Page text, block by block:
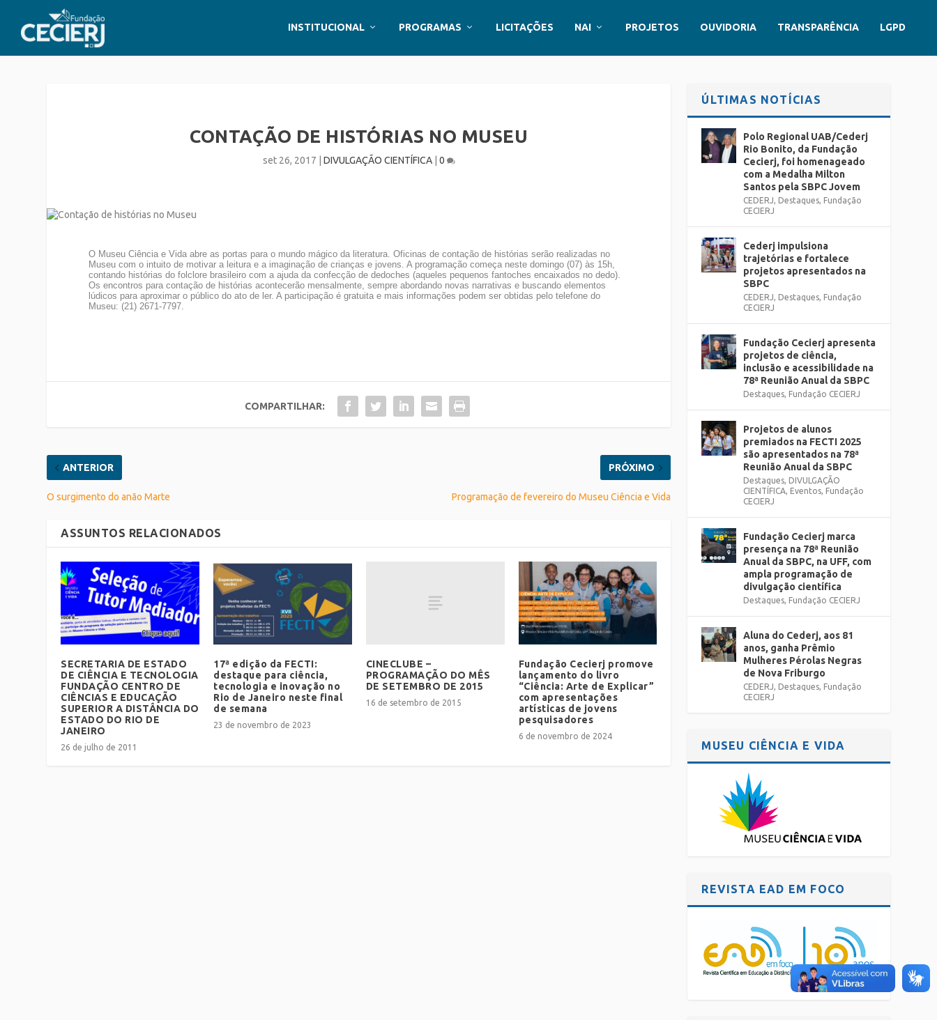
INSTITUCIONAL PROGRAMAS LICITAÇÕES NAI PROJETOS OUVIDORIA TRANSPARÊNCIA LGPD
CONTAÇÃO DE HISTÓRIAS NO MUSEU
set 26, 2017 DIVULGAÇÃO CIENTÍFICA| 0
O Museu Ciência e Vida abre as portas para o mundo mágico da literatura. Oficinas de contação de histórias serão realizadas no
Museu com o intuito de motivar a leitura e a imaginação de crianças e jovens. A programação começa neste domingo (07) às 15h,
contando histórias do folclore brasileiro com a ajuda da confecção de dedoches (aqueles pequenos fantoches encaixados no dedo).
Os encontros para contação de histórias acontecerão mensalmente, sempre abordando novas narrativas e buscando elementos
lúdicos para aproximar o público do ato de ler. A participação é gratuita e mais informações podem ser obtidas pelo telefone do
Museu: (21) 2671-7797.
COMPARTILHAR:
ANTERIOR
O surgimento do anão Marte
PRÓXIMO
Programação de fevereiro do Museu Ciência e Vida
ASSUNTOS RELACIONADOS
SECRETARIA DE ESTADO
DE CIÊNCIA E TECNOLOGIA
FUNDAÇÃO CENTRO DE
CIÊNCIAS E EDUCAÇÃO
SUPERIOR A DISTÂNCIA DO
ESTADO DO RIO DE
JANEIRO
26 de julho de 2011
17ª edição da FECTI:
destaque para ciência,
tecnologia e inovação no
Rio de Janeiro neste final
de semana
23 de novembro de 2023
CINECLUBE –
PROGRAMAÇÃO DO MÊS
DE SETEMBRO DE 2015
16 de setembro de 2015
Fundação Cecierj promove
lançamento do livro
“Ciência: Arte de Explicar”
com apresentações
artísticas de jovens
pesquisadores
6 de novembro de 2024
ÚLTIMAS NOTÍCIAS
Polo Regional UAB/Cederj
Rio Bonito, da Fundação
Cecierj, foi homenageado
com a Medalha Milton
Santos pela SBPC Jovem
CEDERJ, Destaques, Fundação
CECIERJ
Cederj impulsiona
trajetórias e fortalece
projetos apresentados na
SBPC
CEDERJ, Destaques, Fundação
CECIERJ
Fundação Cecierj apresenta
projetos de ciência,
inclusão e acessibilidade na
78ª Reunião Anual da SBPC
Destaques, Fundação CECIERJ
Projetos de alunos
premiados na FECTI 2025
são apresentados na 78ª
Reunião Anual da SBPC
Destaques, DIVULGAÇÃO
CIENTÍFICA, Eventos, Fundação
CECIERJ
Fundação Cecierj marca
presença na 78ª Reunião
Anual da SBPC, na UFF, com
ampla programação de
divulgação científica
Destaques, Fundação CECIERJ
Aluna do Cederj, aos 81
anos, ganha Prêmio
Mulheres Pérolas Negras
de Nova Friburgo
CEDERJ, Destaques, Fundação
CECIERJ
MUSEU CIÊNCIA E VIDA
REVISTA EAD EM FOCO